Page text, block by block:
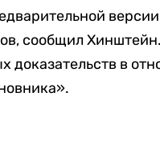
сообщил
доказательств в